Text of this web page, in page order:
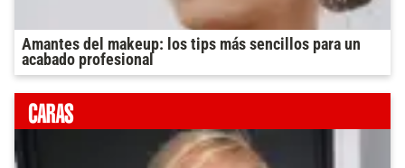
Amantes del makeup: los tips más sencillos para un
acabado profesional